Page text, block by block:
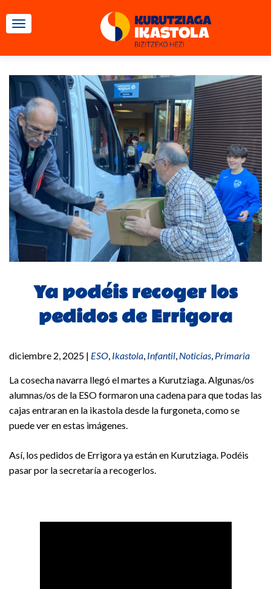
CAMBIAR NAVEGACIÓN
Ya podéis recoger los
pedidos de Errigora
diciembre 2, 2025 | ESO, Ikastola, Infantil, Noticias, Primaria
La cosecha navarra llegó el martes a Kurutziaga. Algunas/os
alumnas/os de la ESO formaron una cadena para que todas las
cajas entraran en la ikastola desde la furgoneta, como se
puede ver en estas imágenes.
Así, los pedidos de Errigora ya están en Kurutziaga. Podéis
pasar por la secretaría a recogerlos.